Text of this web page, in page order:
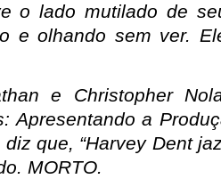
o lado mutilado de
e olhando sem ver.
e Christopher
Apresentando a
diz que, “Harvey Dent
MORTO.